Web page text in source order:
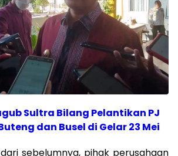
Sultra Bilang Pelantikan PJ
dan Busel di Gelar 23 Mei
sebelumnya, pihak perusahaan